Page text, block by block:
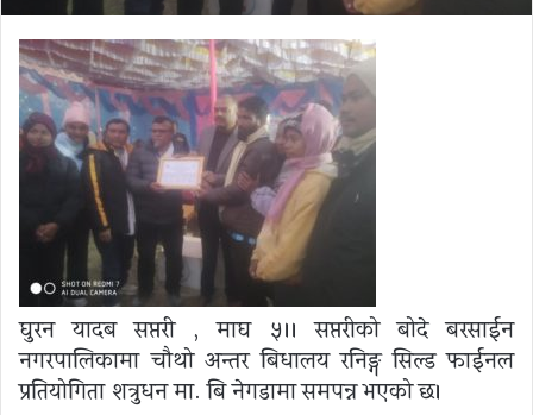
घुरन यादब सप्तरी , माघ ५।। सप्तरीको बोदे बरसाईन
नगरपालिकामा चौथो अन्तर बिधालय रनिङ्ग सिल्ड फाईनल
प्रतियोगिता शत्रुधन मा. बि नेगडामा समपन्न भएको छ।